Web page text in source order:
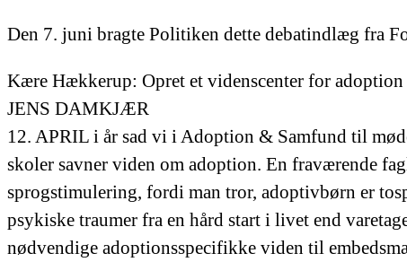
Den 7. juni bragte Politiken dette debatindlæg fra
Kære Hækkerup: Opret et videnscenter for adoption
JENS DAMKJÆR
12. APRIL i år sad vi i Adoption & Samfund til
skoler savner viden om adoption. En fraværende
sprogstimulering, fordi man tror, adoptivbørn er
psykiske traumer fra en hård start i livet end
nødvendige adoptionsspecifikke viden til